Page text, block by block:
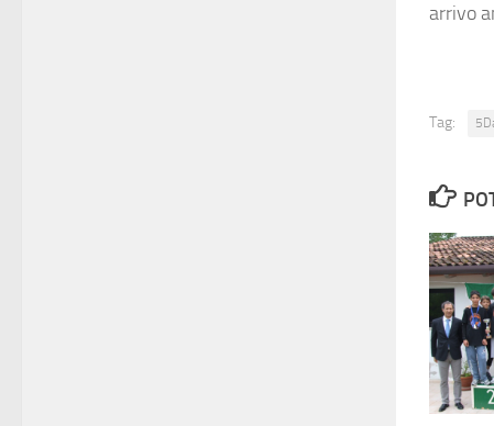
arrivo
Tag: